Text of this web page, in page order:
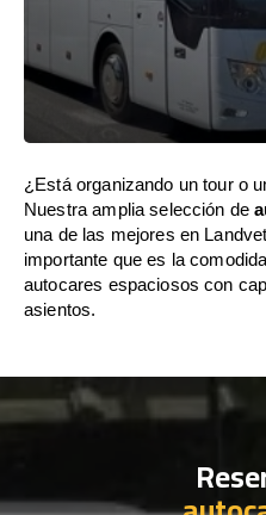
¿Está organizando un tour o
Nuestra amplia selección de
una de las mejores en
importante que es la
autocares espaciosos con
asientos.